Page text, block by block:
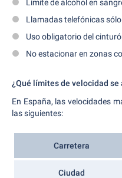
Límite de alcohol en
Llamadas telefónicas
Uso obligatorio del
No estacionar en zonas
¿Qué límites de velocidad se
En España, las velocidades
las siguientes:
Carretera
Ciudad